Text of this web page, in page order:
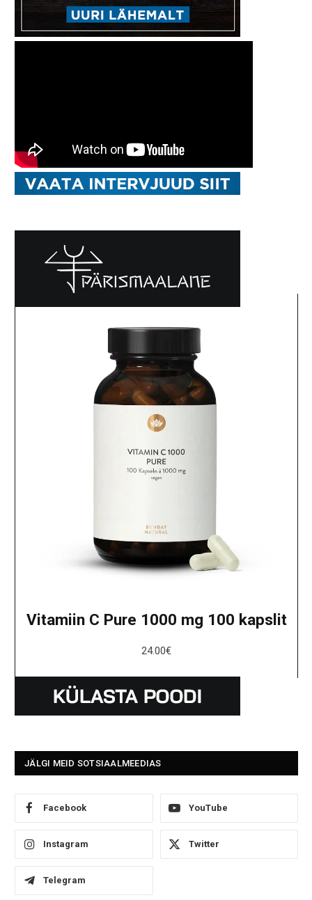
Vitamiin C Pure 1000 mg 100 kapslit
24.00€
JÄLGI MEID SOTSIAALMEEDIAS
Facebook YouTube
Instagram Twitter
Telegram